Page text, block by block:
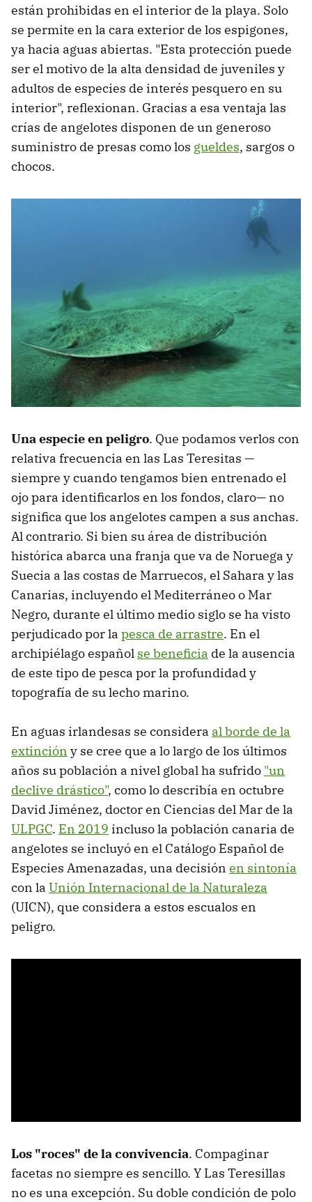
están prohibidas en el interior de la playa. Solo
se permite en la cara exterior de los espigones,
ya hacia aguas abiertas. "Esta protección puede
ser el motivo de la alta densidad de juveniles y
adultos de especies de interés pesquero en su
interior", reflexionan. Gracias a esa ventaja las
crías de angelotes disponen de un generoso
suministro de presas como los gueldes, sargos o
chocos.
Una especie en peligro. Que podamos verlos con
relativa frecuencia en las Las Teresitas —
siempre y cuando tengamos bien entrenado el
ojo para identificarlos en los fondos, claro— no
significa que los angelotes campen a sus anchas.
Al contrario. Si bien su área de distribución
histórica abarca una franja que va de Noruega y
Suecia a las costas de Marruecos, el Sahara y las
Canarias, incluyendo el Mediterráneo o Mar
Negro, durante el último medio siglo se ha visto
perjudicado por la pesca de arrastre. En el
archipiélago español se beneficia de la ausencia
de este tipo de pesca por la profundidad y
topografía de su lecho marino.
En aguas irlandesas se considera al borde de la
extinción y se cree que a lo largo de los últimos
años su población a nivel global ha sufrido "un
declive drástico", como lo describía en octubre
David Jiménez, doctor en Ciencias del Mar de la
ULPGC. En 2019 incluso la población canaria de
angelotes se incluyó en el Catálogo Español de
Especies Amenazadas, una decisión en sintonía
con la Unión Internacional de la Naturaleza
(UICN), que considera a estos escualos en
peligro.
Los "roces" de la convivencia. Compaginar
facetas no siempre es sencillo. Y Las Teresillas
no es una excepción. Su doble condición de polo